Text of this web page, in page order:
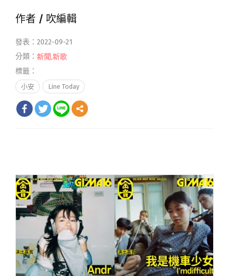
作者 / 吹編輯
發表：2022-09-21
分類： 新聞,新歌
標籤：
小安 Line Today